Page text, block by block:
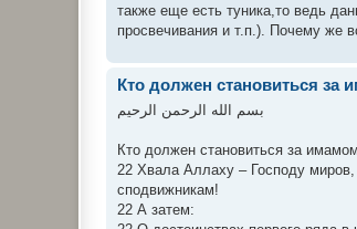
также еще есть туника,то ведь
просвечивания и т.п.). Почему же
Кто должен становиться за
بسم الله الرحمن الرحيم
Кто должен становиться за
22 Хвала Аллаху – Господу
сподвижникам!
22 А затем: